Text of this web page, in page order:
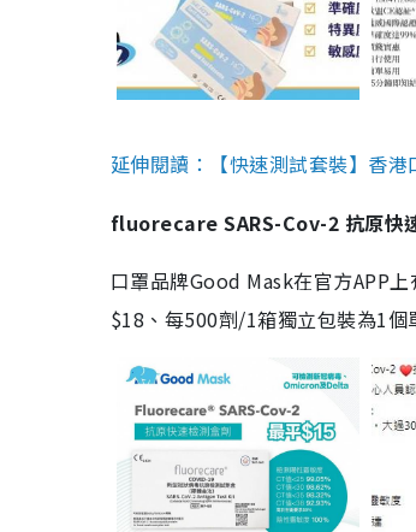
延伸閱讀：【快速測試套裝】香
fluorecare SARS-Cov-2 抗原快
口罩品牌Good Mask在官方APP
$18、每500劑/1箱獨立包裝為1個